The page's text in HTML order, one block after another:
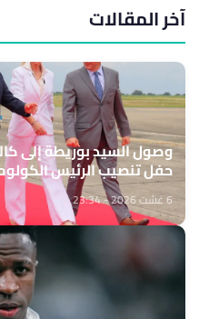
آخر المقالات
وصول السيد بوريطة إلى
حفل تنصيب الرئيس
6 غشت 2026 - 23:34